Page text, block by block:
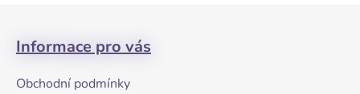
Informace pro vás
Obchodní podmínky